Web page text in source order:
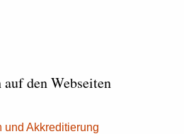
den Webseiten
und Akkreditierung